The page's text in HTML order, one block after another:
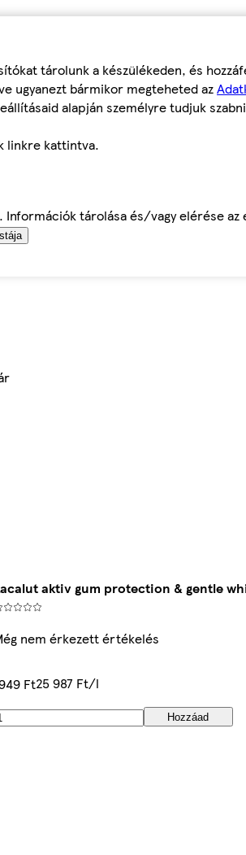
tárolunk a készülékeden, és
ugyanezt bármikor megteheted az
alapján személyre tudjuk
linkre kattintva.
tárolása és/vagy elérése
aktiv gum protection & gentle
nem érkezett értékelés
Ft25 987 Ft/l
Hozzáad